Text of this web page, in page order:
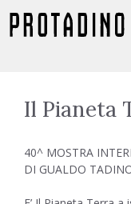
contenuto
Il Pianeta
40^ MOSTRA
DI GUALDO